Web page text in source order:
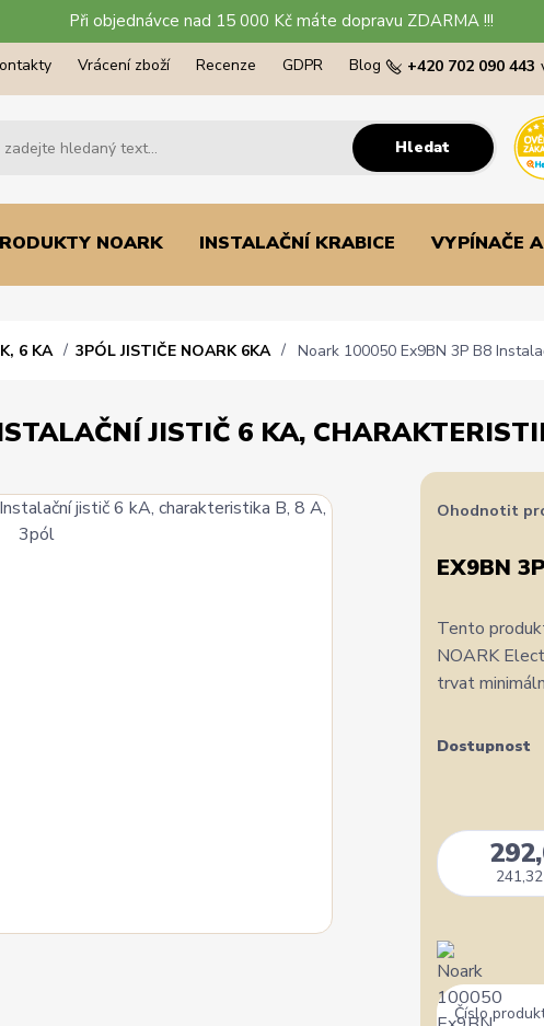
Při objednávce nad 15 000 Kč máte dopravu ZDARMA !!!
Vrácení zboží Recenze GDPR Blog
Hledat
+420 702 090 443
NOARK INSTALAČNÍ KRABICE VYPÍNAČE
6 KA 3PÓL JISTIČE NOARK 6KA Noark 100050 Ex9BN 3P B8
JISTIČ 6 KA,
Ohodnotit
EX9BN
Tento
NOARK
trvat
Dostupnost
Číslo